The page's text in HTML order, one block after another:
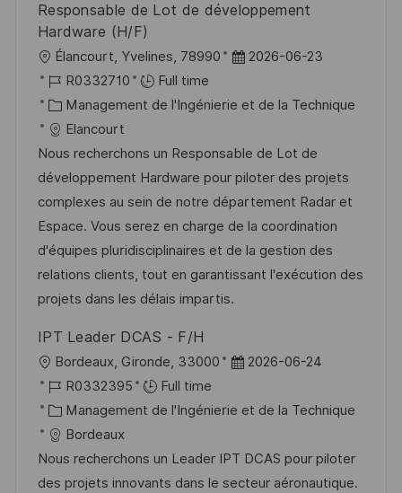
Responsable de Lot de développement
Hardware (H/F)
o
c
a
l
i
s
a
t
i
o
Élancourt, Yvelines, 78990
D
t
d
’
a
f
f
i
c
g
2026-06-23
R
é
f
é
r
e
n
c
e
d
o
s
t
e
R0332710
Full time
C
a
t
é
g
o
r
i
e
Management de l'Ingénierie et de la Technique
Elancourt
Nous recherchons un Responsable de Lot de
développement Hardware pour piloter des projets
complexes au sein de notre département Radar et
Espace. Vous serez en charge de la coordination
d'équipes pluridisciplinaires et de la gestion des
relations clients, tout en garantissant l'exécution des
projets dans les délais impartis.
IPT Leader DCAS - F/H
o
c
a
l
i
Bordeaux, Gironde, 33000
D
t
d
’
2026-06-24
R
é
f
é
r
R0332395
Full time
C
a
t
é
Management de l'Ingénierie et de la Technique
Bordeaux
Nous recherchons un Leader IPT DCAS pour piloter
des projets innovants dans le secteur aéronautique.